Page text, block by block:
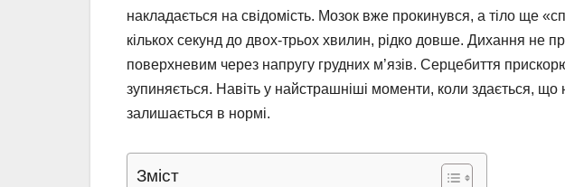
накладається на свідомість. Мозок вже прокинувся, а тіло ще
кількох секунд до двох-трьох хвилин, рідко довше. Дихання не
поверхневим через напругу грудних м’язів. Серцебиття
зупиняється. Навіть у найстрашніші моменти, коли здається, що
залишається в нормі.
Зміст